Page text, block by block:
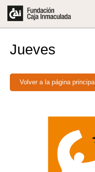
Jueves
Volver a la página principal